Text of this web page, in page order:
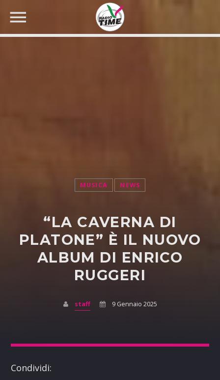
MUSICA NEWS
“LA CAVERNA DI
PLATONE” È IL NUOVO
ALBUM DI ENRICO
RUGGERI
staff 9 Gennaio 2025
Condividi: